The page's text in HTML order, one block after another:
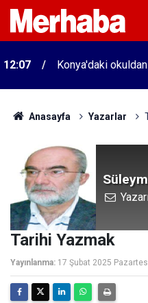
12:07 Konya'daki okuldan
Anasayfa Yazarlar
Tarihi Yazmak
Yayınlanma: 17 Şubat 2025